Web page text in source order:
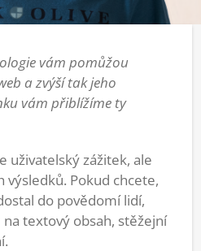
vám pomůžou
a zvýší tak jeho
vám přiblížíme ty
uživatelský zážitek, ale
Pokud chcete,
do povědomí lidí,
textový obsah, stěžejní